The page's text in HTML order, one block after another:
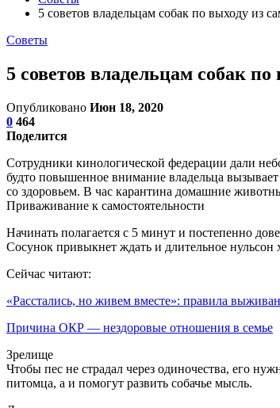
5 советов владельцам собак по выходу из
Советы
5 советов владельцам собак
Опубликовано Июн 18, 2020
0 464
Поделится
Сотрудники кинологической федерации дали
будто повышенное внимание владельца
со здоровьем. В час карантина домашние
Приваживание к самостоятельности
Начинать полагается с 5 минут и постепенно
Сосунок привыкнет ждать и длительное нульсон
Сейчас читают:
«Расстались, но живем вместе»: правила
Причина ОКР — нездоровые отношения в семье
Зрелище
Чтобы пес не страдал через одиночества, его
питомца, а и помогут развить собачье мысль.